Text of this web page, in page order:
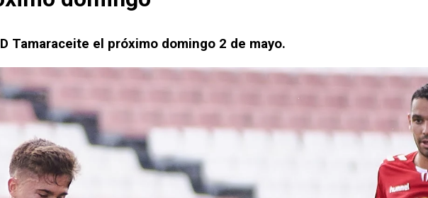
Tamaraceite el próximo domingo 2 de mayo.